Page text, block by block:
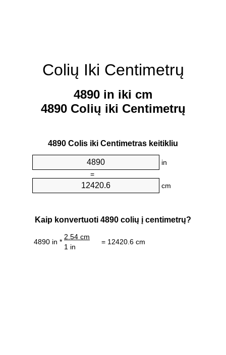
Colių Iki Centimetrų
4890 in iki cm
4890 Colių iki Centimetrų
4890 Colis iki Centimetras keitikliu
in
=
cm
Kaip konvertuoti 4890 colių į centimetrų?
4890 in *
2.54 cm
= 12420.6 cm
1 in